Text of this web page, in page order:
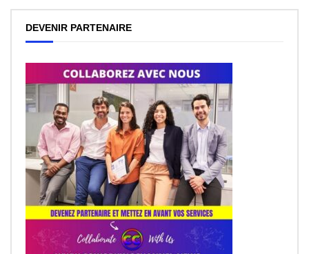
DEVENIR PARTENAIRE